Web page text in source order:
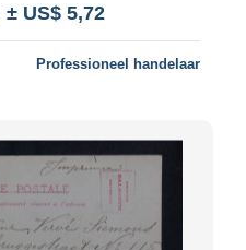
± US$ 5,72
Professioneel handelaar